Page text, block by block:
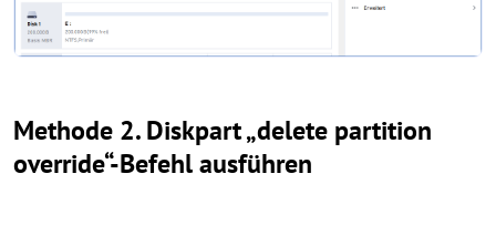
Methode 2. Diskpart „delete partition
override“-Befehl ausführen